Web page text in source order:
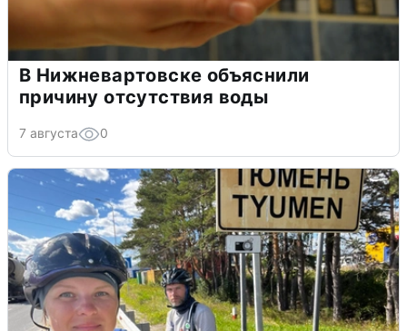
В Нижневартовске объяснили
причину отсутствия воды
7 августа 0